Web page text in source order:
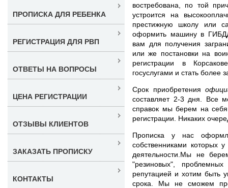
востребована, по той
устроится на
престижную школу или
оформить машину в
вам для получения
или же постановки на
регистрации в
госуслугами и стать
Срок приобретения
составляет 2-3 дня. Все
справок мы берем на
регистрации. Никаких
Прописка у нас
собственниками которых
деятельности.Мы не
"резиновых",
репутацией и хотим быть
срока. Мы не сможем
ПРОПИСКА ДЛЯ РЕБЕНКА
РЕГИСТРАЦИЯ ДЛЯ РВП
ОТВЕТЫ НА ВОПРОСЫ
ЦЕНА РЕГИСТРАЦИИ
ОТЗЫВЫ КЛИЕНТОВ
ЗАКАЗАТЬ ПРОПИСКУ
КОНТАКТЫ